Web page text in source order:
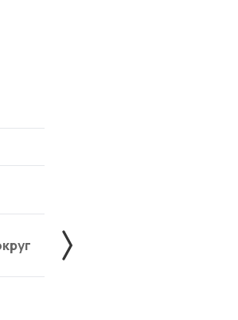
Жердевский округ